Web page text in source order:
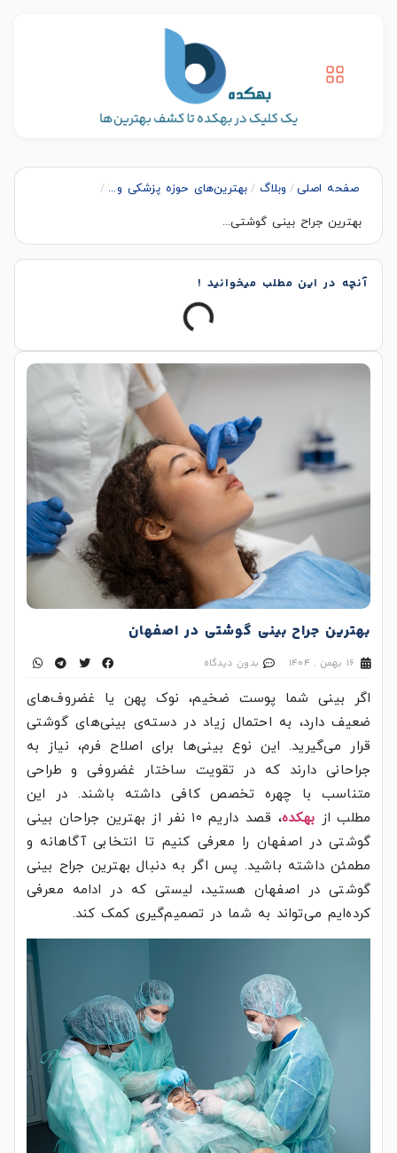
صفحه اصلی/ وبلاگ / بهترین‌های حوزه پزشکی و... /
بهترین جراح بینی گوشتی...
بهترین جراح بینی گوشتی در اصفهان
16 بهمن , 1404 بدون دیدگاه
اگر بینی شما پوست ضخیم، نوک پهن یا غضروف‌های
ضعیف دارد، به احتمال زیاد در دسته‌ی بینی‌های گوشتی
قرار می‌گیرید. این نوع بینی‌ها برای اصلاح فرم، نیاز به
جراحانی دارند که در تقویت ساختار غضروفی و طراحی
متناسب با چهره تخصص کافی داشته باشند. در این
مطلب از بهکده
، قصد داریم ۱۰ نفر از بهترین جراحان بینی
گوشتی در اصفهان را معرفی کنیم تا انتخابی آگاهانه و
مطمئن داشته باشید. پس اگر به دنبال بهترین جراح بینی
گوشتی در اصفهان هستید، لیستی که در ادامه معرفی
کرده‌ایم می‌تواند به شما در تصمیم‌گیری کمک کند.
آنچه در این مطلب میخوانید !